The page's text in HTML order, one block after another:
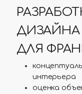
ДИЗАЙНА
ДЛЯ
интерьера
оценка